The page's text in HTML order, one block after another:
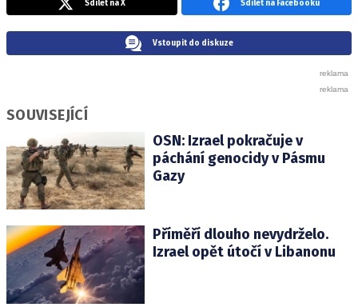
Sdílet na X Sdílet na Facebooku
Vstoupit do diskuze
SOUVISEJÍCÍ
OSN: Izrael pokračuje v
páchání genocidy v Pásmu
Gazy
Příměří dlouho nevydrželo.
Izrael opět útočí v Libanonu